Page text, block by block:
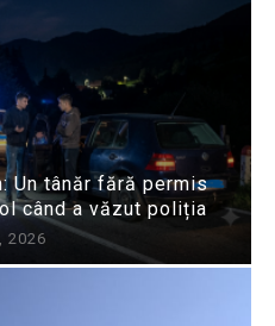
Un tânăr fără permis
când a văzut poliția
2026